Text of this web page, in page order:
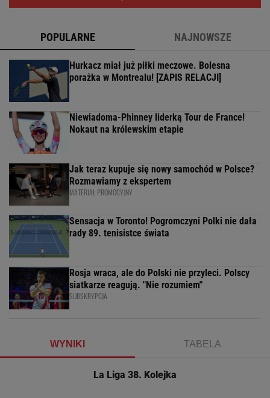
POPULARNE NAJNOWSZE
Hurkacz miał już piłki meczowe. Bolesna
porażka w Montrealu! [ZAPIS RELACJI]
Niewiadoma-Phinney liderką Tour de France!
Nokaut na królewskim etapie
Jak teraz kupuje się nowy samochód w Polsce?
Rozmawiamy z ekspertem
MATERIAŁ PROMOCYJNY
Sensacja w Toronto! Pogromczyni Polki nie dała
rady 89. tenisistce świata
Rosja wraca, ale do Polski nie przyleci. Polscy
siatkarze reagują. "Nie rozumiem"
SUBSKRYPCJA
WYNIKI TABELA
La Liga 38. Kolejka